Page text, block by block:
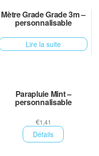
Mètre Grade Grade 3m –
personnalisable
Lire la suite
Parapluie Mint –
personnalisable
€1,41
Détails